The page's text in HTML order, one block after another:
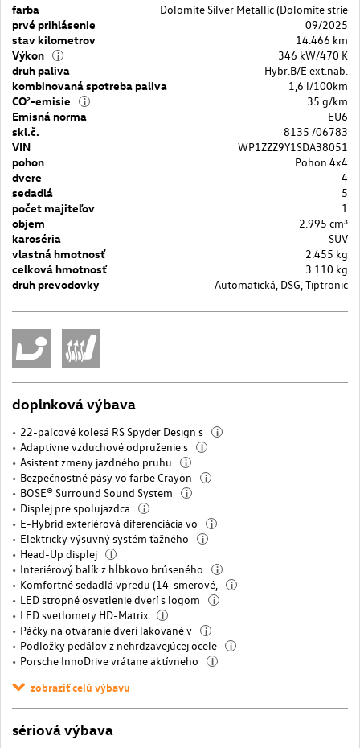
farba
Dolomite Silver Metallic (Dolomite strie
prvé prihlásenie
09/2025
stav kilometrov
14.466 km
Výkon
i
346 kW/470 K
druh paliva
Hybr.B/E ext.nab.
kombinovaná spotreba paliva
1,6 l/100km
CO²-emisie
i
35 g/km
Emisná norma
EU6
skl.č.
8135 /06783
VIN
WP1ZZZ9Y1SDA38051
pohon
Pohon 4x4
dvere
4
sedadlá
5
počet majiteľov
1
objem
2.995 cm³
karoséria
SUV
vlastná hmotnosť
2.455 kg
celková hmotnosť
3.110 kg
druh prevodovky
Automatická, DSG, Tiptronic
doplnková výbava
22-palcové kolesá RS Spyder Design s i
Adaptívne vzduchové odpruženie s i
Asistent zmeny jazdného pruhu i
Bezpečnostné pásy vo farbe Crayon i
BOSE® Surround Sound System i
Displej pre spolujazdca i
E-Hybrid exteriérová diferenciácia vo i
Elektricky výsuvný systém ťažného i
Head-Up displej i
Interiérový balík z hĺbkovo brúseného i
Komfortné sedadlá vpredu (14-smerové, i
LED stropné osvetlenie dverí s logom i
LED svetlomety HD-Matrix i
Páčky na otváranie dverí lakované v i
Podložky pedálov z nehrdzavejúcej ocele i
Porsche InnoDrive vrátane aktívneho i
zobraziť celú výbavu
sériová výbava